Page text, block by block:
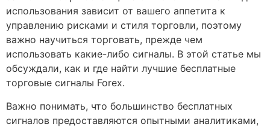
использования зависит от вашего аппетита к
управлению рисками и стиля торговли, поэтому
важно научиться торговать, прежде чем
использовать какие-либо сигналы. В этой статье мы
обсуждали, как и где найти лучшие бесплатные
торговые сигналы Forex.
Важно понимать, что большинство бесплатных
сигналов предоставляются опытными аналитиками,